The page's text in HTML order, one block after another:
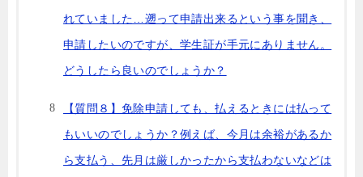
れていました…遡って申請出来るという事を聞き、
申請したいのですが、学生証が手元にありません。
どうしたら良いのでしょうか？
【質問８】免除申請しても、払えるときには払って
もいいのでしょうか？例えば、今月は余裕があるか
ら支払う、先月は厳しかったから支払わないなどは